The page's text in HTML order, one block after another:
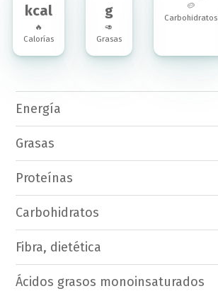
kcal
🔥
Calorías
g
🥑
Grasas
🥔
Carbohidratos
Energía
Grasas
Proteínas
Carbohidratos
Fibra, dietética
Ácidos grasos monoinsaturados